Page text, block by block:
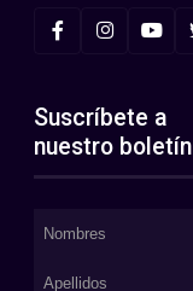
Suscríbete a
nuestro boletín